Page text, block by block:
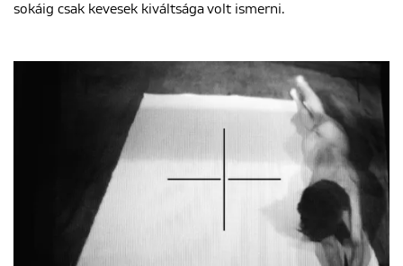
sokáig csak kevesek kiváltsága volt ismerni.